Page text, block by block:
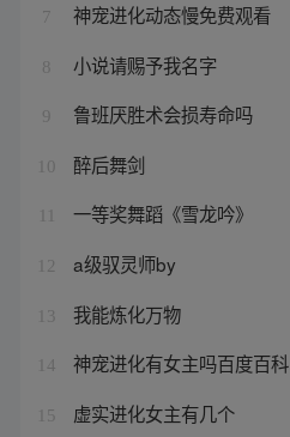
7 神宠进化动态慢免费观看
8 小说请赐予我名字
9 鲁班厌胜术会损寿命吗
10 醉后舞剑
一等奖舞蹈《雪龙吟》
12 a级驭灵师by
13 我能炼化万物
14 神宠进化有女主吗百度百科
15 虚实进化女主有几个